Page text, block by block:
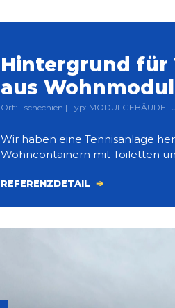
Hintergrund für
aus
Ort: Tschechien | Typ: MODULGEBÄUDE |
Wir haben eine Tennisanlage
Wohncontainern mit Toiletten
REFERENZDETAIL